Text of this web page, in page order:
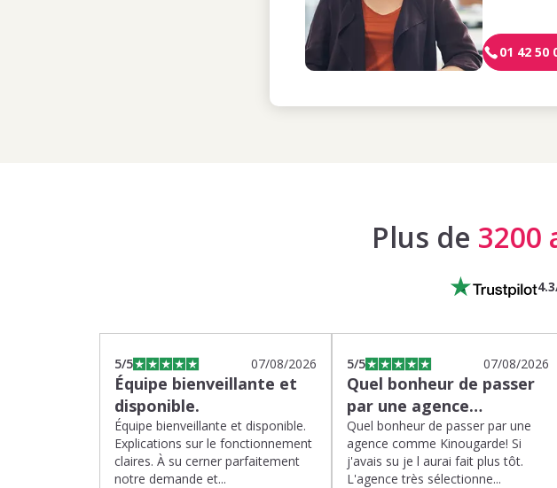
01 42 50
Plus de 3200
4.3
5/5 07/08/2026
Équipe bienveillante et
disponible.
Équipe bienveillante et disponible.
Explications sur le fonctionnement
claires. À su cerner parfaitement
notre demande et...
5/5 07/08/2026
Quel bonheur de passer
par une agence…
Quel bonheur de passer par une
agence comme Kinougarde! Si
j'avais su je l aurai fait plus tôt.
L'agence très sélectionne...